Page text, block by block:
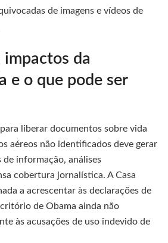
de imagens e vídeos de
impactos da
e o que pode ser
liberar documentos sobre vida
aéreos não identificados deve gerar
de informação, análises
cobertura jornalística. A Casa
a acrescentar às declarações de
de Obama ainda não
às acusações de uso indevido de